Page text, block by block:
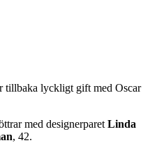
tillbaka lyckligt gift med Oscar
med designerparet Linda
, 42.